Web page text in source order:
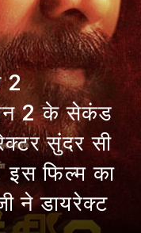
2
2 के सेकंड
सुंदर सी
इस फिल्म का
ने डायरेक्ट